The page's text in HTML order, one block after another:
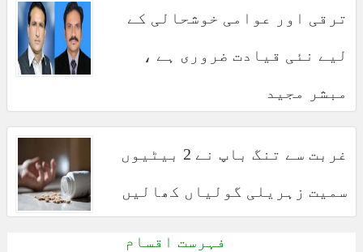
ترقی اور عوامی خوشحالی کے
لیے نئی قیادت ضروری ہے ،
مبشر مجید
غربت سے تنگ باپ نے 2 بیٹیوں
سمیت زہریلی گولیاں کھالیں
فہرست اقسام